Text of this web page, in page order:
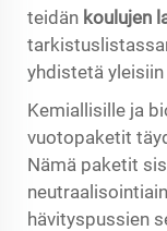
teidän koulujen
yhdistetä
Kemiallisille ja
vuotopaketit
Nämä paketit
hävityspussien